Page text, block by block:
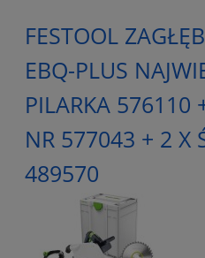
FESTOOL
EBQ-PLUS
PILARKA 576110
NR 577043 + 2 X
489570